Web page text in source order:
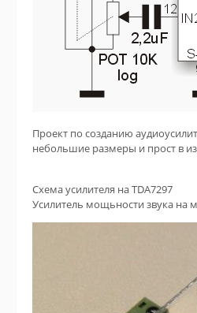
Проект по созданию
небольшие размеры и прост в
Схема усилителя на TDA7297
Усилитель мощьности звука на